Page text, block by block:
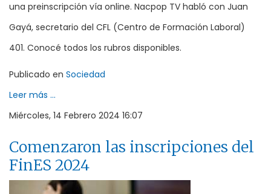
una preinscripción vía online. Nacpop TV habló con Juan
Gayá, secretario del CFL (Centro de Formación Laboral)
401. Conocé todos los rubros disponibles.
Publicado en Sociedad
Leer más ...
Miércoles, 14 Febrero 2024 16:07
Comenzaron las inscripciones del
FinES 2024